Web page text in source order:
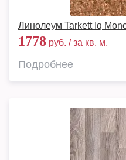
Линолеум Tarkett Iq
1778 руб. / за кв. м.
Подробнее